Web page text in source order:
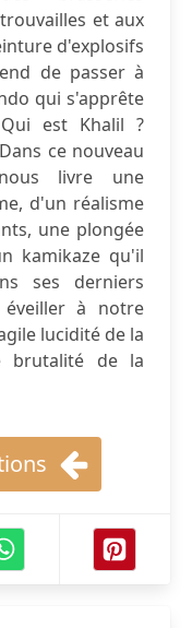
et aux
d'explosifs
de passer à
qui s'apprête
est Khalil ?
ce nouveau
livre une
d'un réalisme
une plongée
kamikaze qu'il
ses derniers
éveiller à notre
lucidité de la
brutalité de la